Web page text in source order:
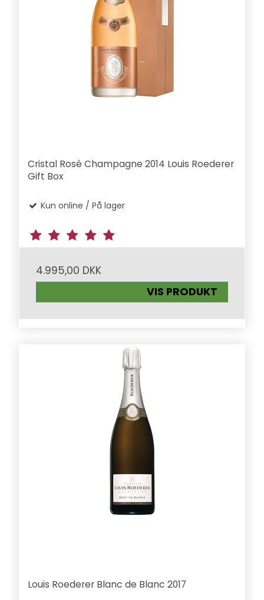
Cristal Rosé Champagne 2014 Louis Roederer
Gift Box
Kun online / På lager
4.995,00 DKK
VIS PRODUKT
Louis Roederer Blanc de Blanc 2017